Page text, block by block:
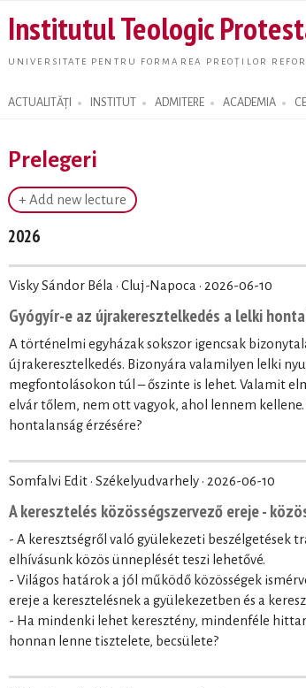
Institutul Teologic
UNIVERSITATE PENTRU FORMAREA PREOȚILOR
ACTUALITĂȚI INSTITUT ADMITERE ACADEMIA
Search form
Prelegeri
+ Add new lecture
2026
Visky Sándor Béla · Cluj-Napoca · 2026-06-10
Gyógyír-e az újrakeresztelkedés a lelki
A történelmi egyházak sokszor igencsak
újrakeresztelkedés. Bizonyára valamilyen lelki
megfontolásokon túl – őszinte is lehet. Valamit
elvár tőlem, nem ott vagyok, ahol lennem
hontalanság érzésére?
Somfalvi Edit · Székelyudvarhely · 2026-06-10
A keresztelés közösségszervező ereje -
- A keresztségről való gyülekezeti beszélgetések
elhívásunk közös ünneplését teszi lehetővé.
- Világos határok a jól működő közösségek
ereje a keresztelésnek a gyülekezetben és a
- Ha mindenki lehet keresztény, mindenféle
honnan lenne tisztelete, becsülete?